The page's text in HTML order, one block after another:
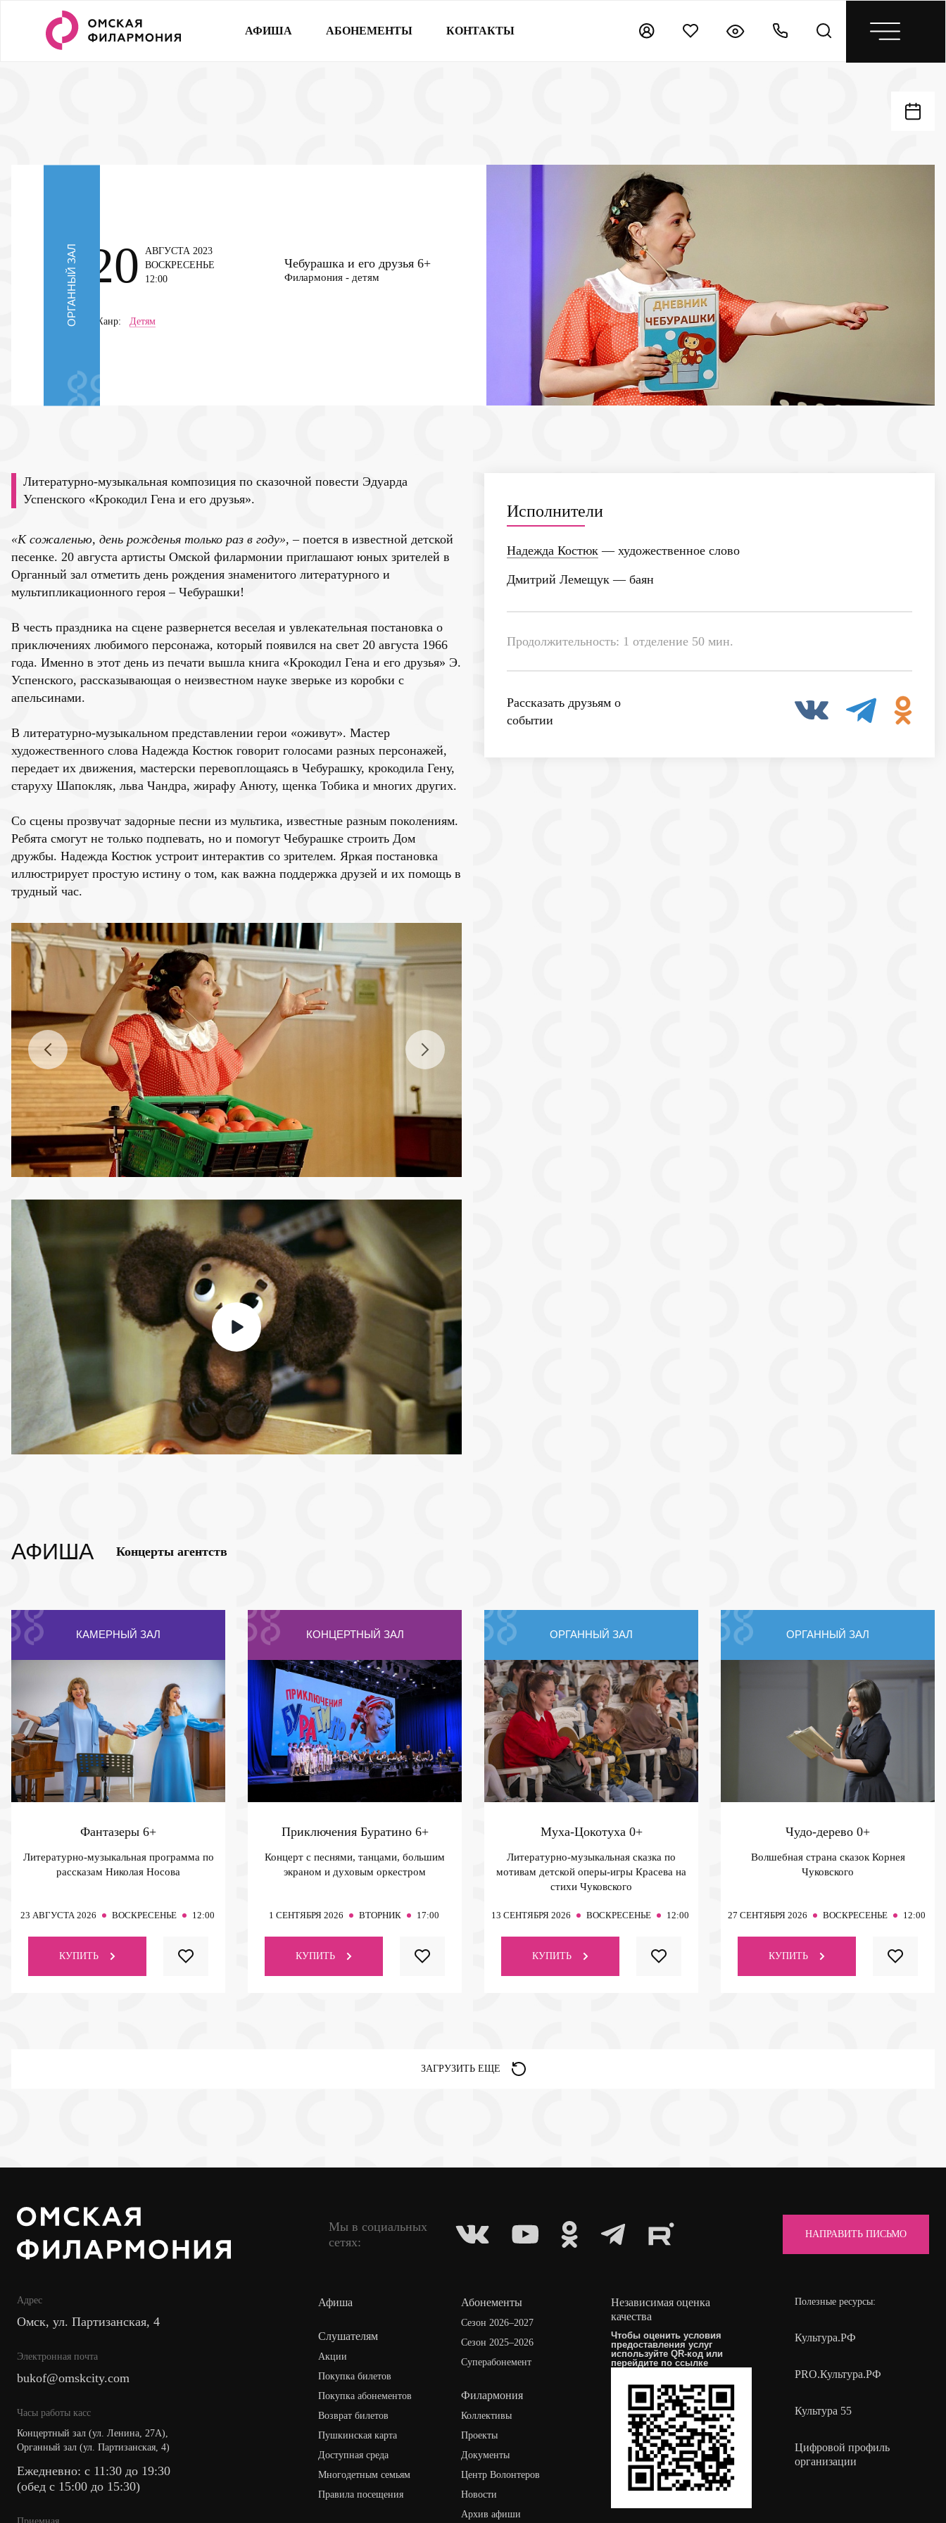
АФИША АБОНЕМЕНТЫ КОНТАКТЫ
ОРГАННЫЙ ЗАЛ Чебурашка и его друзья 6+
Филармония - детям
Жанр: Детям
20
АВГУСТА 2023
ВОСКРЕСЕНЬЕ
12:00
Литературно-музыкальная композиция по сказочной повести Эдуарда
Успенского «Крокодил Гена и его друзья».
«К сожаленью, день рожденья только раз в году», – поется в известной детской
песенке. 20 августа артисты Омской филармонии приглашают юных зрителей в
Органный зал отметить день рождения знаменитого литературного и
мультипликационного героя – Чебурашки!
В честь праздника на сцене развернется веселая и увлекательная постановка о
приключениях любимого персонажа, который появился на свет 20 августа 1966
года. Именно в этот день из печати вышла книга «Крокодил Гена и его друзья» Э.
Успенского, рассказывающая о неизвестном науке зверьке из коробки с
апельсинами.
В литературно-музыкальном представлении герои «оживут». Мастер
художественного слова Надежда Костюк говорит голосами разных персонажей,
передает их движения, мастерски перевоплощаясь в Чебурашку, крокодила Гену,
старуху Шапокляк, льва Чандра, жирафу Анюту, щенка Тобика и многих других.
Со сцены прозвучат задорные песни из мультика, известные разным поколениям.
Ребята смогут не только подпевать, но и помогут Чебурашке строить Дом
дружбы. Надежда Костюк устроит интерактив со зрителем. Яркая постановка
иллюстрирует простую истину о том, как важна поддержка друзей и их помощь в
трудный час.
Исполнители
Надежда Костюк — художественное слово
Дмитрий Лемещук — баян
Продолжительность: 1 отделение 50 мин.
Рассказать друзьям о
событии
АФИША Концерты агентств
КАМЕРНЫЙ ЗАЛ
Фантазеры 6+
Литературно-музыкальная программа по
рассказам Николая Носова
23 АВГУСТА 2026 ВОСКРЕСЕНЬЕ 12:00
КУПИТЬ
КОНЦЕРТНЫЙ ЗАЛ
Приключения Буратино 6+
Концерт с песнями, танцами, большим
экраном и духовым оркестром
1 СЕНТЯБРЯ 2026 ВТОРНИК 17:00
КУПИТЬ
ОРГАННЫЙ ЗАЛ
Муха-Цокотуха 0+
Литературно-музыкальная сказка по
мотивам детской оперы-игры Красева на
стихи Чуковского
13 СЕНТЯБРЯ 2026 ВОСКРЕСЕНЬЕ 12:00
КУПИТЬ
ОРГАННЫЙ ЗАЛ
Чудо-дерево 0+
Волшебная страна сказок Корнея
Чуковского
27 СЕНТЯБРЯ 2026 ВОСКРЕСЕНЬЕ 12:00
КУПИТЬ
ЗАГРУЗИТЬ ЕЩЕ
Мы в социальных
сетях:
НАПРАВИТЬ ПИСЬМО
Адрес
Омск, ул. Партизанская, 4
Электронная почта
bukof@omskcity.com
Часы работы касс
Концертный зал (ул. Ленина, 27А),
Органный зал (ул. Партизанская, 4)
Ежедневно: с 11:30 до 19:30
(обед с 15:00 до 15:30)
Афиша
Слушателям
Акции
Покупка билетов
Покупка абонементов
Возврат билетов
Пушкинская карта
Доступная среда
Многодетным семьям
Правила посещения
Абонементы
Сезон 2026–2027
Сезон 2025–2026
Суперабонемент
Филармония
Коллективы
Проекты
Документы
Центр Волонтеров
Новости
Архив афиши
Независимая оценка
качества
Чтобы оценить условия
предоставления услуг
используйте QR-код или
перейдите поссылке
Полезные ресурсы:
Культура.РФ
PRO.Культура.РФ
Культура 55
Цифровой профиль
организации